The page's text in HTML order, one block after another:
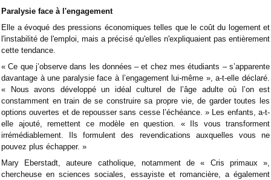
Paralysie face à l'engagement
Elle a évoqué des pressions économiques telles que le coût du logement et
l'instabilité de l'emploi, mais a précisé qu'elles n'expliquaient pas entièrement
cette tendance.
« Ce que j’observe dans les données – et chez mes étudiants – s’apparente
davantage à une paralysie face à l’engagement lui-même », a-t-elle déclaré.
« Nous avons développé un idéal culturel de l’âge adulte où l’on est
constamment en train de se construire sa propre vie, de garder toutes les
options ouvertes et de repousser sans cesse l’échéance. » Les enfants, a-t-
elle ajouté, remettent ce modèle en question. « Ils vous transforment
irrémédiablement. Ils formulent des revendications auxquelles vous ne
pouvez plus échapper. »
Mary Eberstadt, auteure catholique, notamment de « Cris primaux »,
chercheuse en sciences sociales, essayiste et romancière, a également